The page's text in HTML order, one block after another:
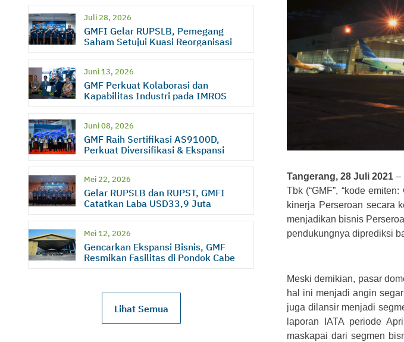
Juli 28, 2026
GMFI Gelar RUPSLB, Pemegang
Saham Setujui Kuasi Reorganisasi
Juni 13, 2026
GMF Perkuat Kolaborasi dan
Kapabilitas Industri pada IMROS
Juni 08, 2026
GMF Raih Sertifikasi AS9100D,
Perkuat Diversifikasi & Ekspansi
Mei 22, 2026
Gelar RUPSLB dan RUPST, GMFI
Catatkan Laba USD33,9 Juta
Mei 12, 2026
Gencarkan Ekspansi Bisnis, GMF
Resmikan Fasilitas di Pondok Cabe
Lihat Semua
Tangerang, 28 Juli 2021 –
Tbk (“GMF”, “kode
kinerja Perseroan secara
menjadikan bisnis
pendukungnya diprediksi
Meski demikian, pasar
hal ini menjadi angin
juga dilansir menjadi
laporan IATA periode
maskapai dari segmen